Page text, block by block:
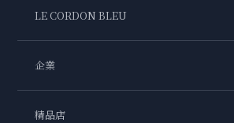
LE CORDON BLEU
企業
精品店